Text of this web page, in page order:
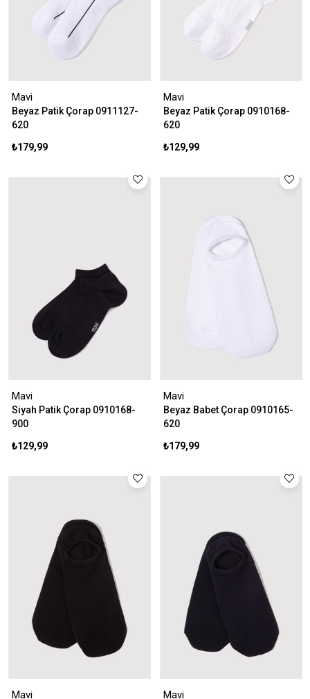
Mavi
Beyaz Patik Çorap 0911127-
620
₺179,99
Mavi
Beyaz Patik Çorap 0910168-
620
₺129,99
Mavi
Siyah Patik Çorap 0910168-
900
₺129,99
Mavi
Beyaz Babet Çorap 0910165-
620
₺179,99
Mavi Mavi